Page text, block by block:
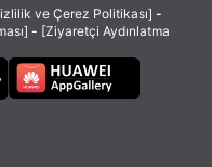
ve Çerez Politikası] -
- [Ziyaretçi Aydınlatma